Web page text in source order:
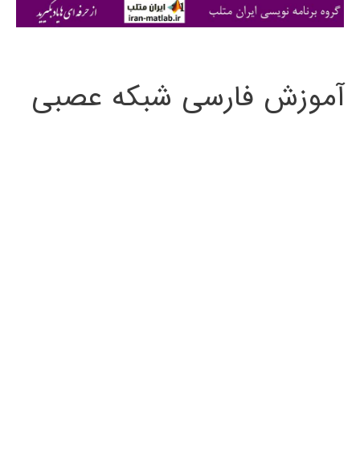
ی
آموزش فارسی شبکه عصبی